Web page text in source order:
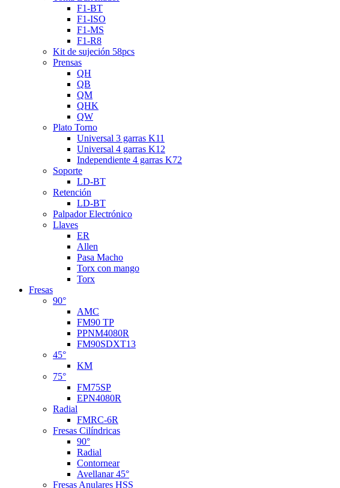
F1-BT
F1-ISO
F1-MS
F1-R8
Kit de sujeción 58pcs
Prensas
QH
QB
QM
QHK
QW
Plato Torno
Universal 3 garras K11
Universal 4 garras K12
Independiente 4 garras K72
Soporte
LD-BT
Retención
LD-BT
Palpador Electrónico
Llaves
ER
Allen
Pasa Macho
Torx con mango
Torx
Fresas
90°
AMC
FM90 TP
PPNM4080R
FM90SDXT13
45°
KM
75°
FM75SP
EPN4080R
Radial
FMRC-6R
Fresas Cilíndricas
90°
Radial
Contornear
Avellanar 45°
Fresas Anulares HSS